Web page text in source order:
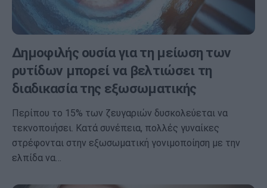
Δημοφιλής ουσία για τη μείωση των
ρυτίδων μπορεί να βελτιώσει τη
διαδικασία της εξωσωματικής
Περίπου το 15% των ζευγαριών δυσκολεύεται να
τεκνοποιήσει. Κατά συνέπεια, πολλές γυναίκες
στρέφονται στην εξωσωματική γονιμοποίηση με την
ελπίδα να…